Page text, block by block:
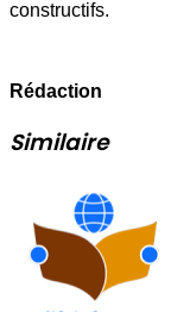
constructifs.
Rédaction
Similaire